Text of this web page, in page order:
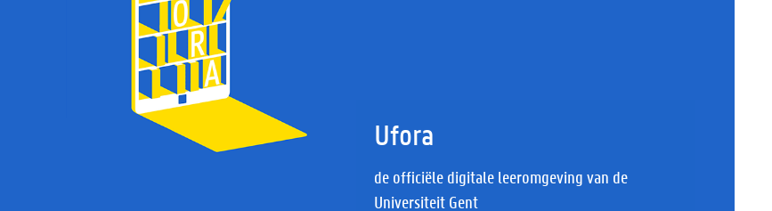
Ufora
de officiële digitale leeromgeving van de
Universiteit Gent